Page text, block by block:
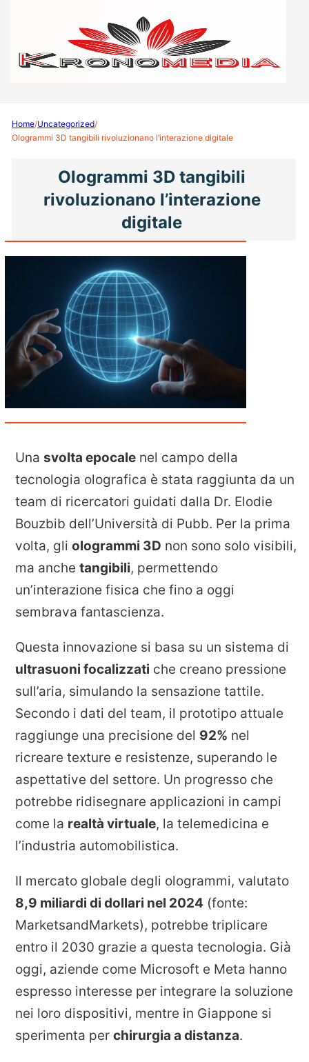
Home/Uncategorized/
Ologrammi 3D tangibili rivoluzionano l’interazione digitale
Ologrammi 3D tangibili
rivoluzionano l’interazione
digitale
Una svolta epocale nel campo della
tecnologia olografica è stata raggiunta da un
team di ricercatori guidati dalla Dr. Elodie
Bouzbib dell’Università di Pubb. Per la prima
volta, gli ologrammi 3D non sono solo visibili,
ma anche tangibili, permettendo
un’interazione fisica che fino a oggi
sembrava fantascienza.
Questa innovazione si basa su un sistema di
ultrasuoni focalizzati che creano pressione
sull’aria, simulando la sensazione tattile.
Secondo i dati del team, il prototipo attuale
raggiunge una precisione del 92% nel
ricreare texture e resistenze, superando le
aspettative del settore. Un progresso che
potrebbe ridisegnare applicazioni in campi
come la realtà virtuale, la telemedicina e
l’industria automobilistica.
Il mercato globale degli ologrammi, valutato
8,9 miliardi di dollari nel 2024 (fonte:
MarketsandMarkets), potrebbe triplicare
entro il 2030 grazie a questa tecnologia. Già
oggi, aziende come Microsoft e Meta hanno
espresso interesse per integrare la soluzione
nei loro dispositivi, mentre in Giappone si
sperimenta per chirurgia a distanza.